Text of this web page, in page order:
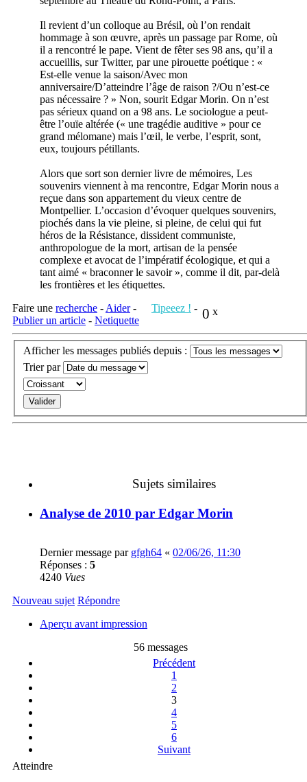
Il revient d’un colloque au Brésil, où l’on rendait
hommage à son œuvre, après un passage par Rome, où
il a rencontré le pape. Vient de fêter ses 98 ans, qu’il a
accueillis, sur Twitter, par une pirouette poétique : «
Est-elle venue la saison/Avec mon
anniversaire/D’atteindre l’âge de raison ?/Ou n’est-ce
pas nécessaire ? » Non, sourit Edgar Morin. On n’est
pas sérieux quand on a 98 ans. Le sociologue a peut-
être l’ouïe altérée (« une tragédie auditive » pour ce
grand mélomane) mais l’œil, le verbe, l’esprit, sont,
eux, toujours pétillants.
Alors que sort son dernier livre de mémoires, Les
souvenirs viennent à ma rencontre, Edgar Morin nous a
reçue dans son appartement du vieux centre de
Montpellier. L’occasion d’évoquer quelques souvenirs,
piochés dans la vie pleine, si pleine, de celui qui fut
héros de la Résistance, dissident communiste,
anthropologue de la mort, artisan de la pensée
complexe et avocat de l’impératif écologique, et qui a
tant aimé « braconner le savoir », comme il dit, par-delà
les frontières et les étiquettes.
0 x
Faire une recherche - Aider- Tipeeez ! -
Publier un article - Netiquette
Afficher les messages publiés depuis :
Trier par
Sujets similaires
Analyse de 2010 par Edgar Morin
Dernier message par gfgh64 « 02/06/26, 11:30
Réponses : 5
4240 Vues
Nouveau sujet Répondre
Aperçu avant impression
56 messages
Précédent
1
2
3
4
5
6
Suivant
Atteindre